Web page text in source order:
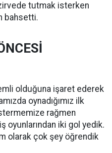
tutmak isterken
bahsetti.
olduğuna işaret ederek
oynadığımız ilk
rağmen
oyunlarından iki gol yedik.
olarak çok şey öğrendik